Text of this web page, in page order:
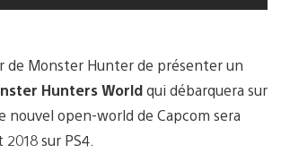
de Monster Hunter de présenter un
Hunters Worldqui débarquera sur
nouvel open-world de Capcom sera
sur PS4.